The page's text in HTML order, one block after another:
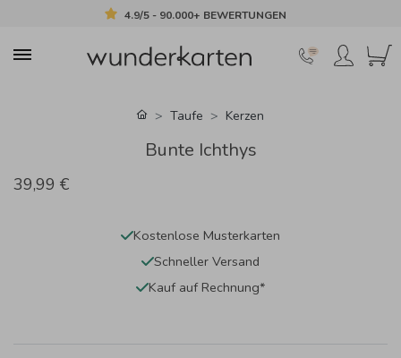
4.9/5 - 90.000+ BEWERTUNGEN
Taufe Kerzen
Bunte Ichthys
39,99 €
Kostenlose Musterkarten
Schneller Versand
Kauf auf Rechnung*